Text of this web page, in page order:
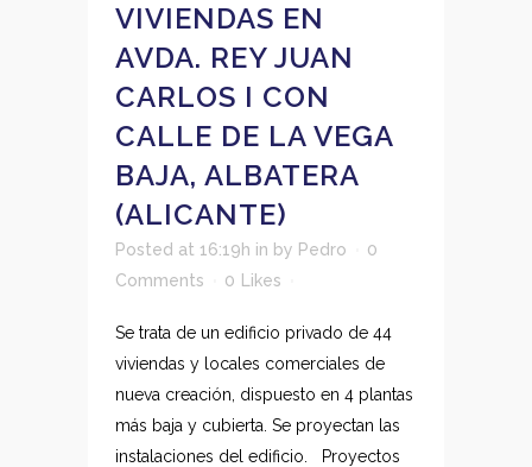
VIVIENDAS EN
AVDA. REY JUAN
CARLOS I CON
CALLE DE LA VEGA
BAJA, ALBATERA
(ALICANTE)
Posted at 16:19h in by Pedro
0
Comments
0 Likes
Se trata de un edificio privado de 44
viviendas y locales comerciales de
nueva creación, dispuesto en 4 plantas
más baja y cubierta. Se proyectan las
instalaciones del edificio. Proyectos